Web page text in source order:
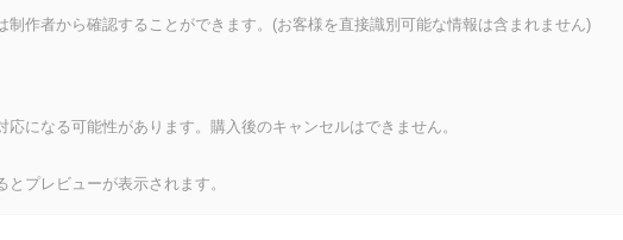
制作者から確認することができます。(お客様を直接識別可能な情報は含まれません)
応になる可能性があります。購入後のキャンセルはできません。
プレビューが表示されます。